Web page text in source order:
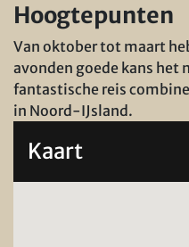
Hoogtepunten
Van oktober tot maart
avonden goede kans het
fantastische reis
in Noord-IJsland.
Kaart